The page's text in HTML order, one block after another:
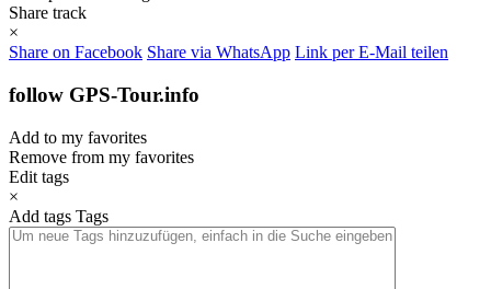
Share track
×
Share on Facebook Share via WhatsApp Link per E-Mail teilen
follow GPS-Tour.info
Add to my favorites
Remove from my favorites
Edit tags
×
Add tags Tags